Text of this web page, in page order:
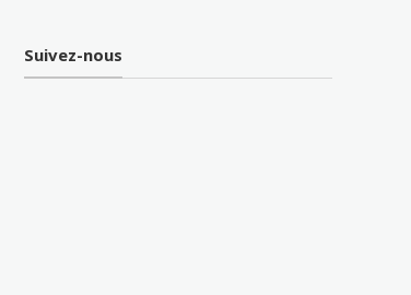
Suivez-nous